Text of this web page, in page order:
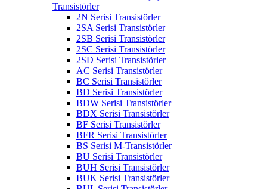
Transistörler
2N Serisi Transistörler
2SA Serisi Transistörler
2SB Serisi Transistörler
2SC Serisi Transistörler
2SD Serisi Transistörler
AC Serisi Transistörler
BC Serisi Transistörler
BD Serisi Transistörler
BDW Serisi Transistörler
BDX Serisi Transistörler
BF Serisi Transistörler
BFR Serisi Transistörler
BS Serisi M-Transistörler
BU Serisi Transistörler
BUH Serisi Transistörler
BUK Serisi Transistörler